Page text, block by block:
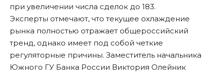
при увеличении числа сделок до 183.
Эксперты отмечают, что текущее охлаждение
рынка полностью отражает общероссийский
тренд, однако имеет под собой четкие
регуляторные причины. Заместитель начальника
Южного ГУ Банка России Виктория Олейник